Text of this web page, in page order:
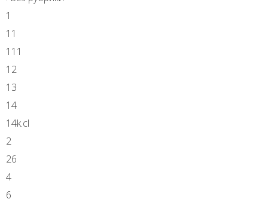
1
11
111
12
13
14
14k.cl
2
26
4
6